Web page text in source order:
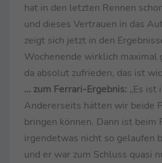
hat in den letzten Rennen
und dieses Vertrauen in das
zeigt sich jetzt in den
Wochenende wirklich maximal
da absolut zufrieden, das ist
… zum Ferrari-Ergebnis: „Es ist
Andererseits hätten wir beide
bringen können. Dann ist beim
irgendetwas nicht so gelaufen
und er war zum Schluss quasi